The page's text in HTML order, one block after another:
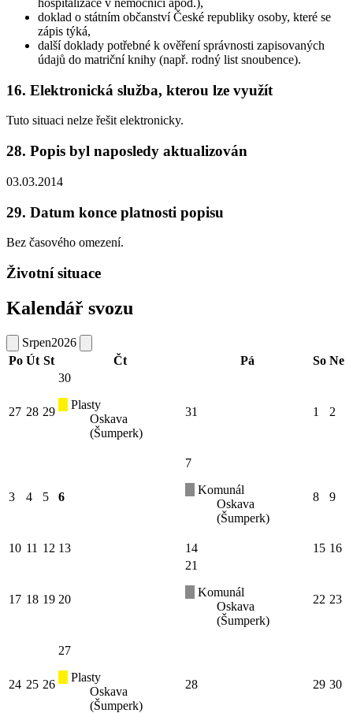
hospitalizace v nemocnici apod.),
doklad o státním občanství České republiky osoby, které se
zápis týká,
další doklady potřebné k ověření správnosti zapisovaných
údajů do matriční knihy (např. rodný list snoubence).
16. Elektronická služba, kterou lze využít
Tuto situaci nelze řešit elektronicky.
28. Popis byl naposledy aktualizován
03.03.2014
29. Datum konce platnosti popisu
Bez časového omezení.
Životní situace
Kalendář svozu
Srpen2026
Po Út St Čt Pá So Ne
27 28 29
30
Plasty
Oskava
(Šumperk)
31 1 2
3 4 5 6
7
Komunál
Oskava
(Šumperk)
8 9
10 11 12 13 14 15 16
17 18 19 20
21
Komunál
Oskava
(Šumperk)
22 23
24 25 26
27
Plasty
Oskava
(Šumperk)
28 29 30